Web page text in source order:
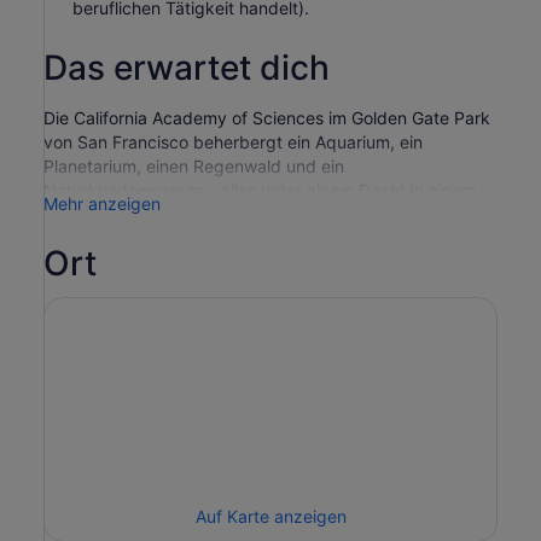
beruflichen Tätigkeit handelt).
Das erwartet dich
Die California Academy of Sciences im Golden Gate Park
von San Francisco beherbergt ein Aquarium, ein
Planetarium, einen Regenwald und ein
der grünsten Museen der Welt finden Besucher fesselnde
jedes Jahr kommen neue Ausstellungsstücke hinzu.
dich mit auf eine spektakuläre Reise in die Weiten des
Mehr anzeigen
Ort
Auf Karte anzeigen